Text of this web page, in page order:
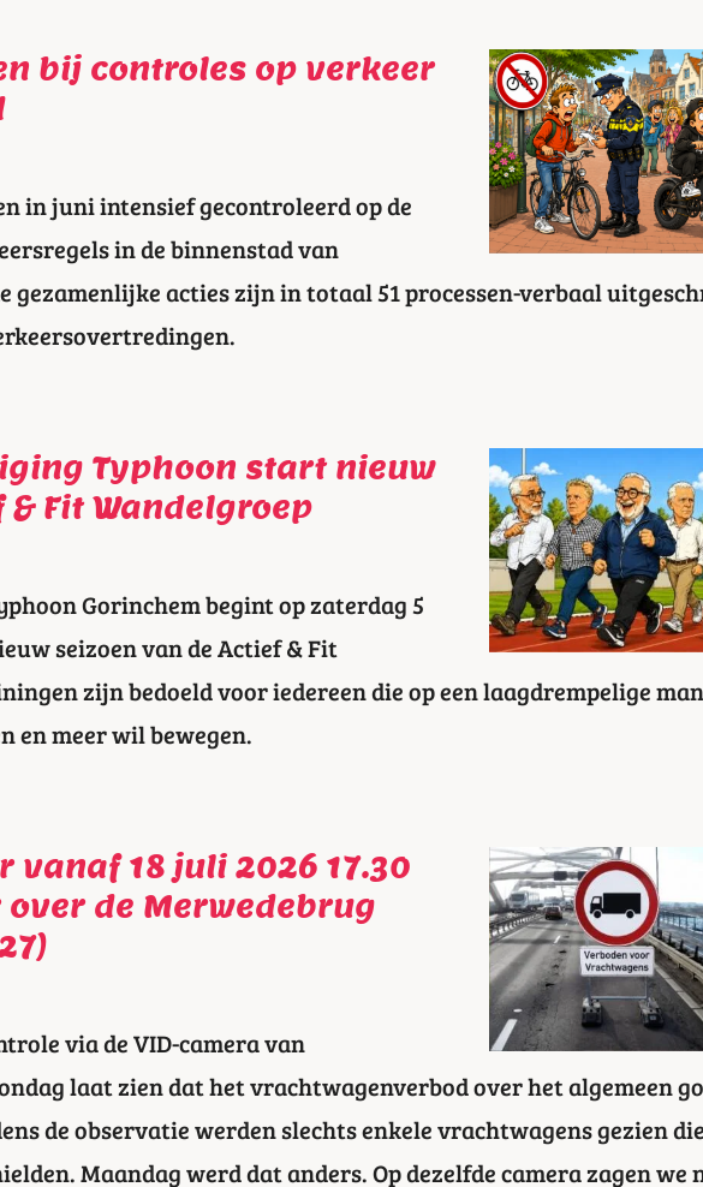
bij controles op verkeer
in juni intensief gecontroleerd op de
in de binnenstad van
gezamenlijke acties zijn in totaal 51 processen-verbaal
Typhoon start nieuw
Fit Wandelgroep
Gorinchem begint op zaterdag 5
seizoen van de Actief & Fit
zijn bedoeld voor iedereen die op een laagdrempelige
en meer wil bewegen.
vanaf 18 juli 2026 17.30
de Merwedebrug
via de VID-camera van
laat zien dat het vrachtwagenverbod over het algemeen
de observatie werden slechts enkele vrachtwagens gezien
Maandag werd dat anders. Op dezelfde camera zagen we